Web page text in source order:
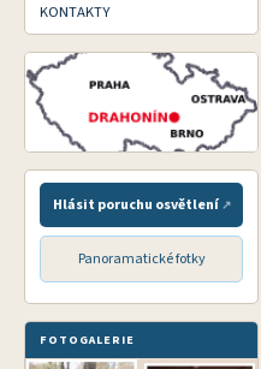
KONTAKTY
Hlásit poruchu osvětlení
Panoramatické fotky
FOTOGALERIE